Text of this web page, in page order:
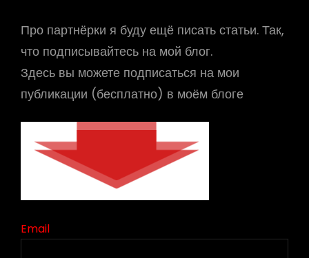
Про партнёрки я буду ещё писать статьи. Так,
что подписывайтесь на мой блог.
Здесь вы можете подписаться на мои
публикации (бесплатно) в моём блоге
Email